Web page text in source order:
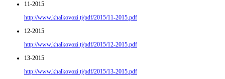
11-2015
http://www.khalkovozi.tj/pdf/2015/11-2015.pdf
12-2015
http://www.khalkovozi.tj/pdf/2015/12-2015.pdf
13-2015
http://www.khalkovozi.tj/pdf/2015/13-2015.pdf